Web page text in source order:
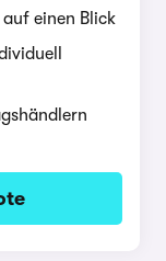
auf einen Blick